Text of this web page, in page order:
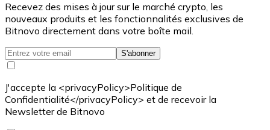
Recevez des mises à jour sur le marché crypto, les
nouveaux produits et les fonctionnalités exclusives de
Bitnovo directement dans votre boîte mail.
S'abonner
J'accepte la <privacyPolicy>Politique de
Confidentialité</privacyPolicy> et de recevoir la
Newsletter de Bitnovo